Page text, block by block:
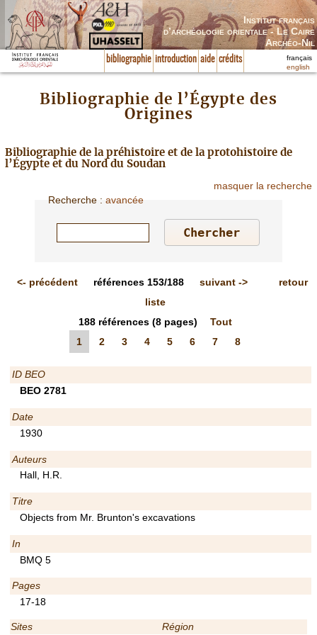
Institut français
d’archéologie orientale - Le Caire
Archéo-Nil
bibliographie introduction aide crédits
français
english
Bibliographie de l’Égypte des
Origines
Bibliographie de la préhistoire et de la protohistoire de
l’Égypte et du Nord du Soudan
masquer la recherche
Recherche :avancée
<- précédent références153/188 suivant->
retour
liste
188 références(8 pages)
Tout
1
2 3 4 5 6 7 8
ID BEO
BEO 2781
Date
1930
Auteurs
Hall, H.R.
Titre
Objects from Mr. Brunton's excavations
In
BMQ 5
Pages
17-18
Sites Région